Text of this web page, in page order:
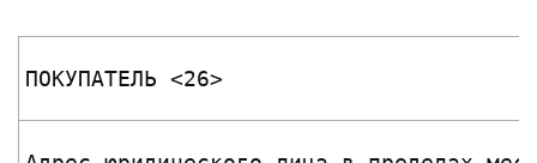
ПОКУПАТЕЛЬ <26>